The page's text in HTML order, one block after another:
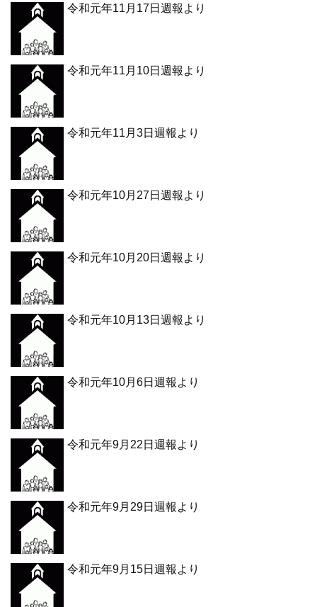
令和元年11月17日週報より
令和元年11月10日週報より
令和元年11月3日週報より
令和元年10月27日週報より
令和元年10月20日週報より
令和元年10月13日週報より
令和元年10月6日週報より
令和元年9月22日週報より
令和元年9月29日週報より
令和元年9月15日週報より